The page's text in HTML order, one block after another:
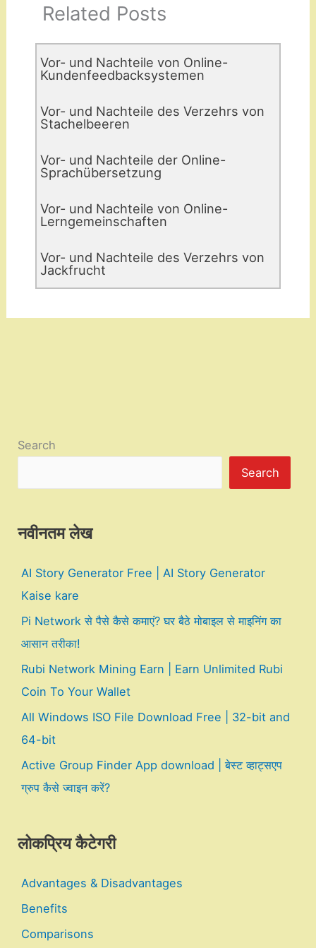
Related Posts
Vor- und Nachteile von Online-
Kundenfeedbacksystemen
Vor- und Nachteile des Verzehrs von
Stachelbeeren
Vor- und Nachteile der Online-
Sprachübersetzung
Vor- und Nachteile von Online-
Lerngemeinschaften
Vor- und Nachteile des Verzehrs von
Jackfrucht
Search
Search
नवीनतम लेख
AI Story Generator Free | AI Story Generator
Kaise kare
Pi Network से पैसे कैसे कमाएं? घर बैठे मोबाइल से माइनिंग का
आसान तरीका!
Rubi Network Mining Earn | Earn Unlimited Rubi
Coin To Your Wallet
All Windows ISO File Download Free | 32-bit and
64-bit
Active Group Finder App download | बेस्ट व्हाट्सएप
ग्रुप कैसे ज्वाइन करें?
लोकप्रिय कैटेगरी
Advantages & Disadvantages
Benefits
Comparisons